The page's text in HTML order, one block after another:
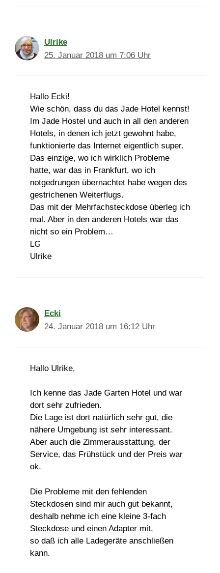
Ulrike
25. Januar 2018 um 7:06 Uhr
Hallo Ecki!
Wie schön, dass du das Jade Hotel kennst!
Im Jade Hostel und auch in all den anderen
Hotels, in denen ich jetzt gewohnt habe,
funktionierte das Internet eigentlich super.
Das einzige, wo ich wirklich Probleme
hatte, war das in Frankfurt, wo ich
notgedrungen übernachtet habe wegen des
gestrichenen Weiterflugs.
Das mit der Mehrfachsteckdose überleg ich
mal. Aber in den anderen Hotels war das
nicht so ein Problem…
LG
Ulrike
Ecki
24. Januar 2018 um 16:12 Uhr
Hallo Ulrike,
Ich kenne das Jade Garten Hotel und war
dort sehr zufrieden.
Die Lage ist dort natürlich sehr gut, die
nähere Umgebung ist sehr interessant.
Aber auch die Zimmerausstattung, der
Service, das Frühstück und der Preis war
ok.
Die Probleme mit den fehlenden
Steckdosen sind mir auch gut bekannt,
deshalb nehme ich eine kleine 3-fach
Steckdose und einen Adapter mit,
so daß ich alle Ladegeräte anschließen
kann.